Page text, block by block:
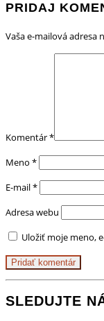
PRIDAJ
Vaša e-mailová adresa
Komentár*
Meno *
E-mail*
Adresa webu
Uložiť moje meno,
SLEDUJTE